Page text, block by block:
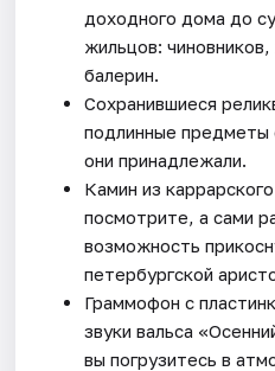
доходного дома до
жильцов:
балерин.
Сохранившиеся
подлинные предметы
они принадлежали.
Камин из
посмотрите, а сами
возможность
петербургской
Граммофон с
звуки вальса
вы погрузитесь в